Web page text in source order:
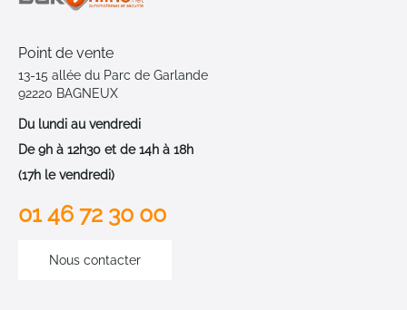
Point de vente
13-15 allée du Parc de Garlande
92220 BAGNEUX
Du lundi au vendredi
De 9h à 12h30 et de 14h à 18h
(17h le vendredi)
01 46 72 30 00
Nous contacter